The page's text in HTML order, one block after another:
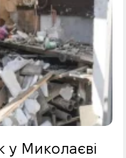
у Миколаєві